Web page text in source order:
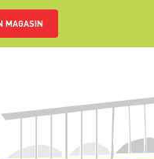
MAGASIN